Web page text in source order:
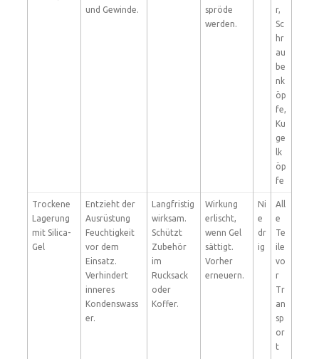
und Gewinde.
spröde
werden.
r,
Sc
hr
au
be
nk
öp
fe,
Ku
ge
lk
öp
fe
Trockene
Lagerung
mit Silica-
Gel
Entzieht der
Ausrüstung
Feuchtigkeit
vor dem
Einsatz.
Verhindert
inneres
Kondenswass
er.
Langfristig
wirksam.
Schützt
Zubehör
im
Rucksack
oder
Koffer.
Wirkung
erlischt,
wenn Gel
sättigt.
Vorher
erneuern.
Ni
e
dr
ig
All
e
Te
ile
vo
r
Tr
an
sp
or
t